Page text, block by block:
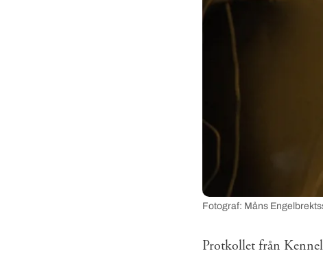
Fotograf: Måns
Protkollet från